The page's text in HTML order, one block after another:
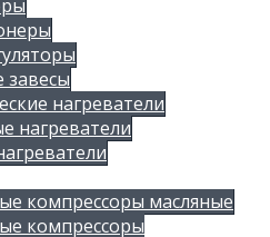
завесы
нагреватели
нагреватели
компрессоры масляные
компрессоры